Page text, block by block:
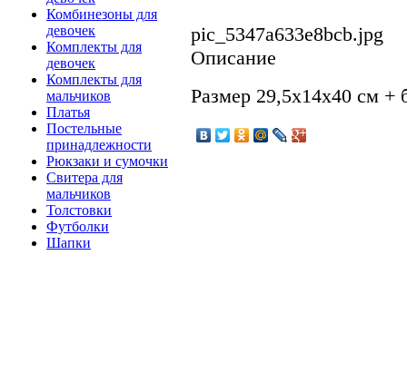
Комбинезоны для
девочек
Комплекты для
девочек
Комплекты для
мальчиков
Платья
Постельные
принадлежности
Рюкзаки и сумочки
Свитера для
мальчиков
Толстовки
Футболки
Шапки
pic_5347a633e8bcb.jpg
Описание
Размер 29,5х14х40 см +